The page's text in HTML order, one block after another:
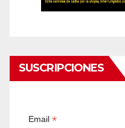
SUSCRIPCIONES
Email*